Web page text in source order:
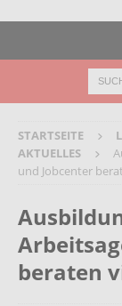
STARTSEITE
AKTUELLES
und Jobcenter
beraten